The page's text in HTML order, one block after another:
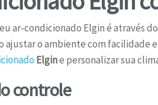
ar-condicionado Elgin é através do
o ambiente com facilidade
Elgine personalizar sua
controle